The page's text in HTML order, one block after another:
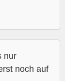
nur
noch auf